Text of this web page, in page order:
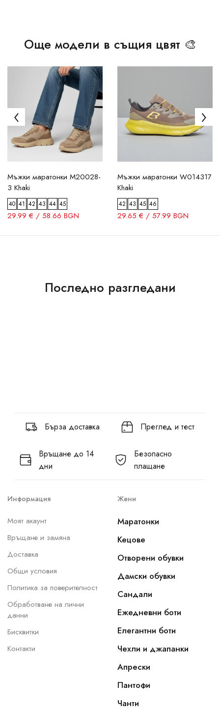
Още модели в същия цвят 🎨
Мъжки маратонки M20028-
3 Khaki
40 41 42 43 44 45
29.99 € / 58.66 BGN
Мъжки маратонки W014317
Khaki
42 43 45 46
29.65 € / 57.99 BGN
Последно разгледани
Бърза доставка Преглед и тест
Връщане до 14
дни
Безопасно
плащане
Информация
Моят акаунт
Връщане и замяна
Доставка
Общи условия
Политика за поверителност
Обработване на лични
данни
Бисквитки
Контакти
Жени
Маратонки
Кецове
Отворени обувки
Дамски обувки
Сандали
Ежедневни боти
Елегантни боти
Чехли и джапанки
Апрески
Пантофи
Чанти